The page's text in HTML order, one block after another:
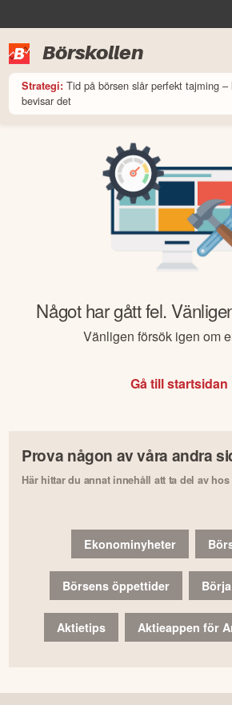
Börskollen
Strategi: Tid på börsen slår perfekt tajming –
bevisar det
Något har gått fel.
Vänligen försök igen om
Gå till startsidan
Prova någon av våra andra
Här hittar du annat innehåll att ta del av
Ekonominyheter
Börsens öppettider
Aktietips Aktieappen för